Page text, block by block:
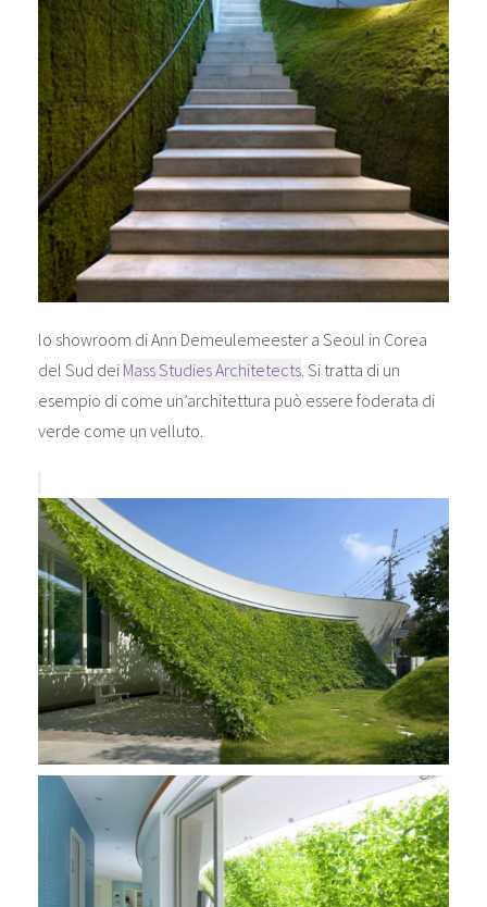
lo showroom di Ann Demeulemeester a Seoul in Corea
del Sud dei Mass Studies Architetects. Si tratta di un
esempio di come un’architettura può essere foderata di
verde come un velluto.